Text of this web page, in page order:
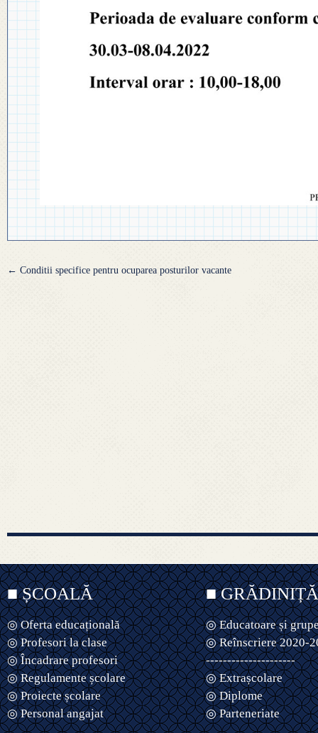
Navigare
← Conditii specifice pentru ocuparea posturilor vacante
■ ȘCOALĂ
◎ Oferta educațională
◎ Profesori la clase
◎ Încadrare profesori
◎ Regulamente școlare
◎ Proiecte școlare
◎ Personal angajat
■ GRĂDINIȚĂ
◎ Educatoare și
◎ Reînscriere 2020-
---------------------
◎ Extrașcolare
◎ Diplome
◎ Parteneriate